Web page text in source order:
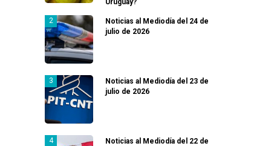
Uruguay?
Noticias al Mediodía del 24 de
julio de 2026
Noticias al Mediodía del 23 de
julio de 2026
Noticias al Mediodía del 22 de